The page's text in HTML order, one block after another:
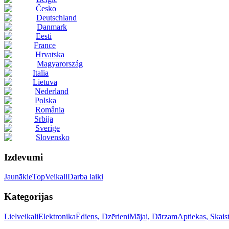
Česko
Deutschland
Danmark
Eesti
France
Hrvatska
Magyarország
Italia
Lietuva
Nederland
Polska
România
Srbija
Sverige
Slovensko
Izdevumi
JaunākieTopVeikaliDarba laiki
Kategorijas
LielveikaliElektronikaĒdiens, DzērieniMājai, DārzamAptiekas,